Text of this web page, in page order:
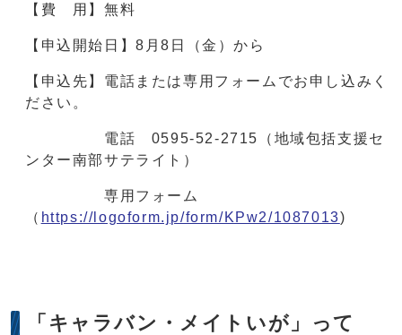
【費 用】無料
【申込開始日】8月8日（金）から
【申込先】電話または専用フォームでお申し込みく
ださい。
電話 0595-52-2715（地域包括支援セ
ンター南部サテライト）
専用フォーム
（ https://logoform.jp/form/KPw2/1087013)
「キャラバン・メイトいが」って